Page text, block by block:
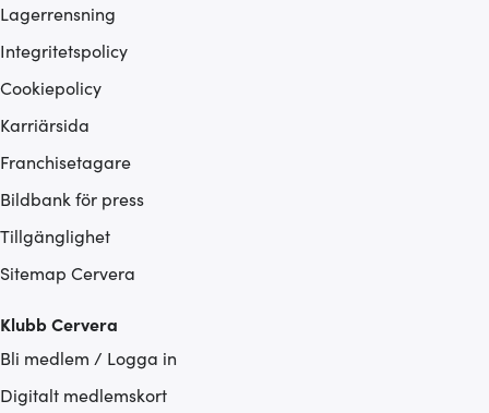
Lagerrensning
Integritetspolicy
Cookiepolicy
Karriärsida
Franchisetagare
Bildbank för press
Tillgänglighet
Sitemap Cervera
Klubb Cervera
Bli medlem / Logga in
Digitalt medlemskort